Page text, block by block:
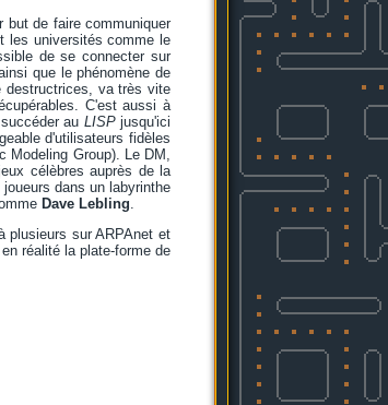
but de faire communiquer
les universités comme le
de se connecter sur
que le phénomène de
destructrices, va très vite
C'est aussi à
au LISPjusqu'ici
d'utilisateurs fidèles
Modeling Group). Le DM,
célèbres auprès de la
dans un labyrinthe
Dave Lebling.
plusieurs sur ARPAnet et
réalité la plate-forme de